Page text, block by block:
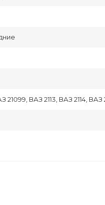
ВАЗ 2113, ВАЗ 2114, ВАЗ